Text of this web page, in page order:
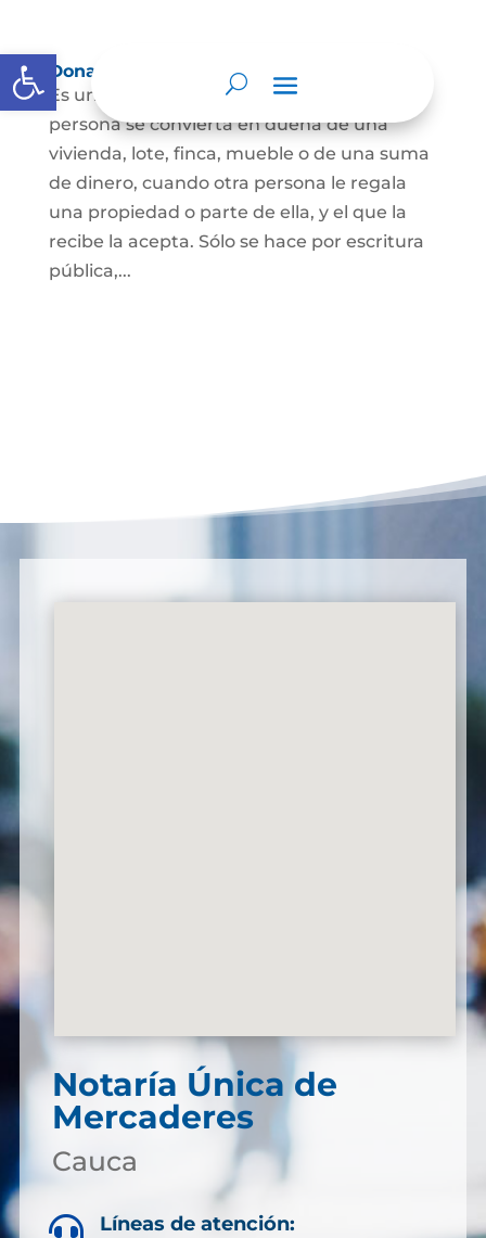
Abrir barra de herramientas
Donación
Es uno de los contratos cuyo fin es que una
persona se convierta en dueña de una
vivienda, lote, finca, mueble o de una suma
de dinero, cuando otra persona le regala
una propiedad o parte de ella, y el que la
recibe la acepta. Sólo se hace por escritura
pública,...
Notaría Única de
Mercaderes
Cauca
Líneas de atención: